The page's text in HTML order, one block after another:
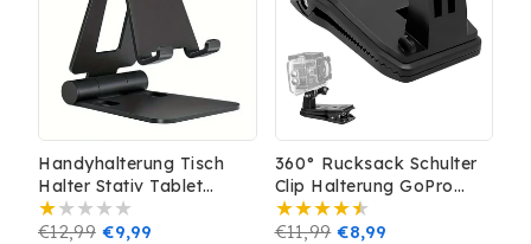
Handyhalterung Tisch
Halter Stativ Tablet
Halterung Smartphone
Ständer Schwarz
Normaler
€12,99 Verkaufspreis
€9,99
360° Rucksack Schulter
Clip Halterung GoPro
Hero 8 9 10 11 12 13
Black Klemme Kamera
Normaler
€11,99 Verkaufspreis
€8,99